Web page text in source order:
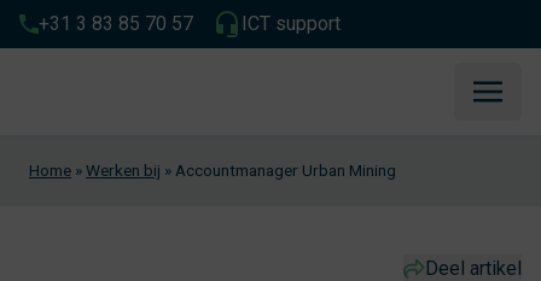
+31 3 83 85 70 57 ICT support
Home »Werken bij » Accountmanager Urban Mining
Deel artikel